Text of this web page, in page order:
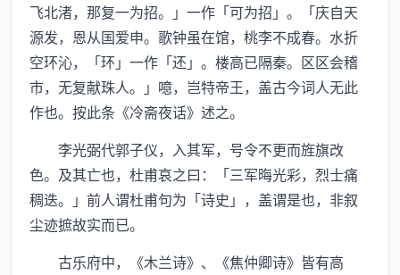
飞北渚，那复一为招。」一作「可为招」。「庆自天
源发，恩从国爱申。歌钟虽在馆，桃李不成春。水折
空环沁，「环」一作「还」。楼高已隔秦。区区会稽
市，无复献珠人。」噫，岂特帝王，盖古今词人无此
作也。按此条《冷斋夜话》述之。
李光弼代郭子仪，入其军，号令不更而旌旗改
色。及其亡也，杜甫哀之曰：「三军晦光彩，烈士痛
稠迭。」前人谓杜甫句为「诗史」，盖谓是也，非叙
尘迹摭故实而已。
古乐府中，《木兰诗》、《焦仲卿诗》皆有高